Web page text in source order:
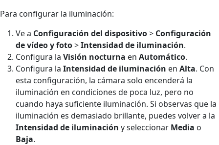
Para configurar la iluminación:
Ve a Configuración del dispositivo> Configuración
de vídeo y foto>Intensidad de iluminación.
Configura la Visión nocturna en Automático.
Configura la Intensidad de iluminación en Alta. Con
esta configuración, la cámara solo encenderá la
iluminación en condiciones de poca luz, pero no
cuando haya suficiente iluminación. Si observas que la
iluminación es demasiado brillante, puedes volver a la
Intensidad de iluminación y seleccionar Media o
Baja.